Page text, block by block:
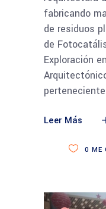
fabricando
de residuos
de
Exploración
Leer Más
0 ME